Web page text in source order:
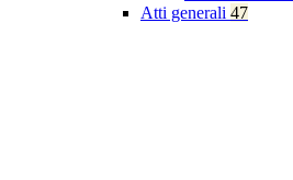
Atti generali 47